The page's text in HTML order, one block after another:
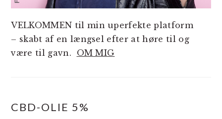
VELKOMMEN til min uperfekte platform
– skabt af en længsel efter at høre til og
være til gavn. OM MIG
CBD-OLIE 5%